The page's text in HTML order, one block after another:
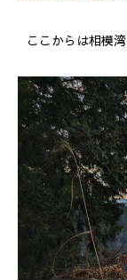
ここからは相模